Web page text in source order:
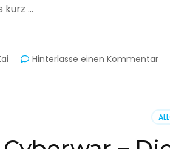
kurz …
Hinterlasse einen Kommentarzu
rot